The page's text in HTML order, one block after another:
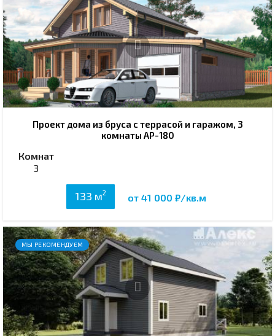
Проект дома из бруса с террасой и гаражом, 3
комнаты АР-180
Комнат
3
133 м2 от 41 000 ₽/кв.м
МЫ РЕКОМЕНДУЕМ